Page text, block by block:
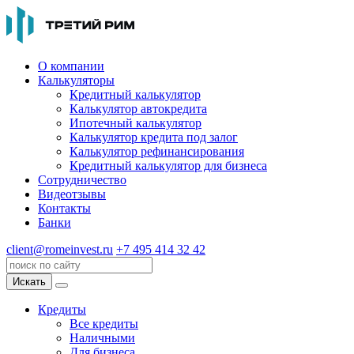
О компании
Калькуляторы
Кредитный калькулятор
Калькулятор автокредита
Ипотечный калькулятор
Калькулятор кредита под залог
Калькулятор рефинансирования
Кредитный калькулятор для бизнеса
Сотрудничество
Видеотзывы
Контакты
Банки
client@romeinvest.ru +7 495 414 32 42
Искать
Кредиты
Все кредиты
Наличными